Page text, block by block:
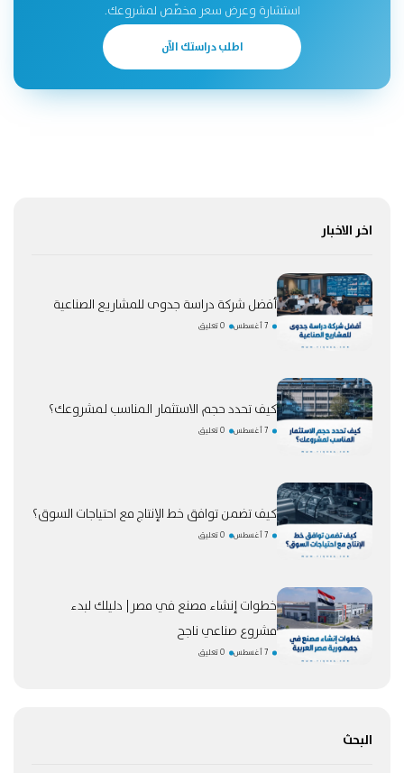
استشارة وعرض سعر مخصّص لمشروعك.
اطلب دراستك الآن
اخر الاخبار
أفضل شركة دراسة جدوى للمشاريع الصناعية
7 أغسطس 0 تعليق
كيف تحدد حجم الاستثمار المناسب لمشروعك؟
7 أغسطس 0 تعليق
كيف تضمن توافق خط الإنتاج مع احتياجات السوق؟
7 أغسطس 0 تعليق
خطوات إنشاء مصنع في مصر| دليلك لبدء
مشروع صناعي ناجح
7 أغسطس 0 تعليق
البحث